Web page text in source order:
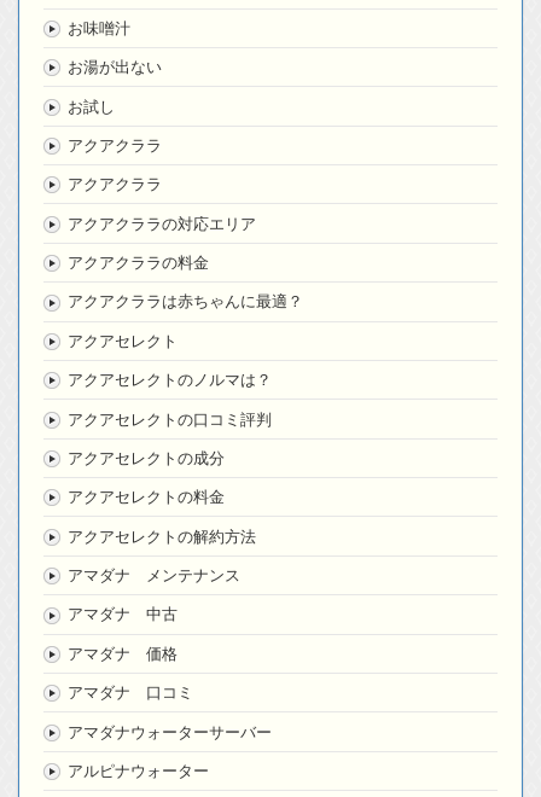
お味噌汁
お湯が出ない
お試し
アクアクララ
アクアクララ
アクアクララの対応エリア
アクアクララの料金
アクアクララは赤ちゃんに最適？
アクアセレクト
アクアセレクトのノルマは？
アクアセレクトの口コミ評判
アクアセレクトの成分
アクアセレクトの料金
アクアセレクトの解約方法
アマダナ メンテナンス
アマダナ 中古
アマダナ 価格
アマダナ 口コミ
アマダナウォーターサーバー
アルピナウォーター